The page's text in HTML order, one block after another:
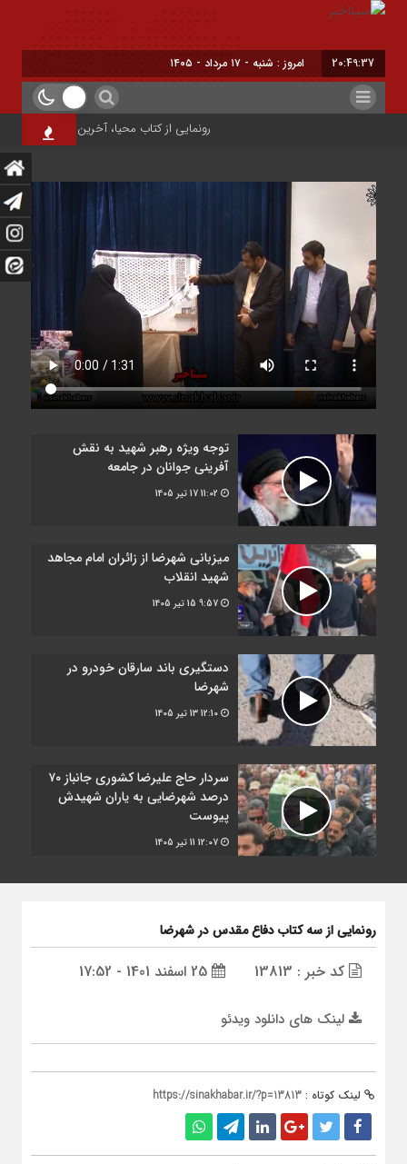
20:49:37 امروز : شنبه - ۱۷ مرداد - ۱۴۰۵
رونمایی از کتاب محیا، آخرین اثر نویسنده
توجه ویژه رهبر شهید به نقش
آفرینی جوانان در جامعه
17 تیر 1405
میزبانی شهرضا از زائران امام مجاهد
شهید انقلاب
15 تیر 1405
دستگیری باند سارقان خودرو در
شهرضا
13 تیر 1405
سردار حاج علیرضا کشوری جانباز ۷۰
درصد شهرضایی به یاران شهیدش
پیوست
11 تیر 1405
رونمایی از سه کتاب دفاع مقدس در شهرضا
کد خبر : 13813
لینک های دانلود ویدئو
لینک کوتاه : https://sinakhabar.ir/?p=13813